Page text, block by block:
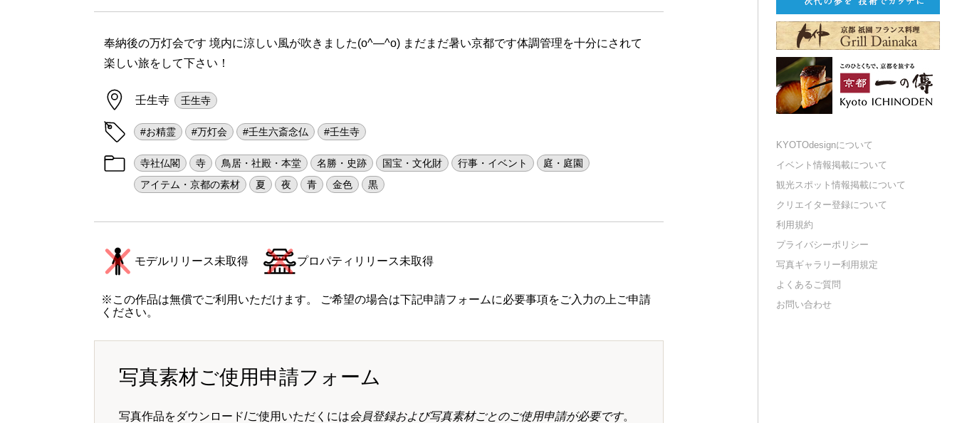
奉納後の万灯会です 境内に涼しい風が吹きました(o^―^o) まだまだ暑い京都です体調管理を十分にされて
楽しい旅をして下さい！
壬生寺 壬生寺
#お精霊 #万灯会 #壬生六斎念仏 #壬生寺
寺社仏閣 寺 鳥居・社殿・本堂 名勝・史跡 国宝・文化財 行事・イベント
庭・庭園
アイテム・京都の素材
夏 夜 青 金色 黒
モデルリリース未取得 プロパティリリース未取得
※この作品は無償でご利用いただけます。 ご希望の場合は下記申請フォームに必要事項をご入力の上ご申請
ください。
写真素材ご使用申請フォーム
写真作品をダウンロード/ご使用いただくには会員登録および写真素材ごとのご使用申請が必要です。
KYOTOdesignについて
イベント情報掲載について
観光スポット情報掲載について
クリエイター登録について
利用規約
プライバシーポリシー
写真ギャラリー利用規定
よくあるご質問
お問い合わせ